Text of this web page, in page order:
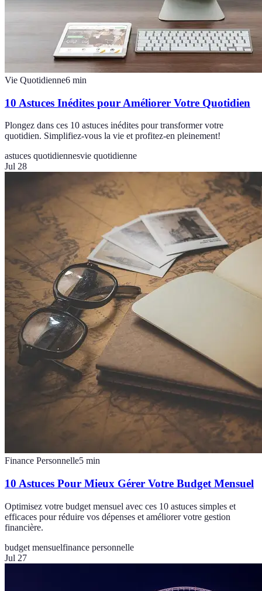
Vie Quotidienne6 min
10 Astuces Inédites pour Améliorer Votre Quotidien
Plongez dans ces 10 astuces inédites pour transformer votre
quotidien. Simplifiez-vous la vie et profitez-en pleinement!
astuces quotidiennesvie quotidienne
Jul 28
Finance Personnelle5 min
10 Astuces Pour Mieux Gérer Votre Budget Mensuel
Optimisez votre budget mensuel avec ces 10 astuces simples et
efficaces pour réduire vos dépenses et améliorer votre gestion
financière.
budget mensuelfinance personnelle
Jul 27